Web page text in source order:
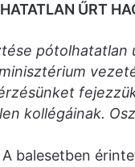
ŰRT
pótolhatatlan
kollégáinak.
balesetben